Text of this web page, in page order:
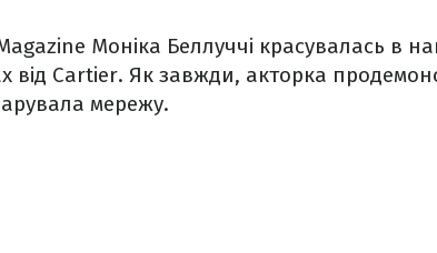
Моніка Беллуччі красувалась в
від Cartier. Як завжди, акторка
мережу.